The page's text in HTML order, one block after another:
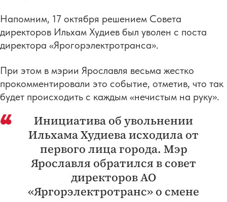
Напомним, 17 октября решением Совета
директоров Ильхам Худиев был уволен с поста
директора «Ярогорэлектротранса».
При этом в мэрии Ярославля весьма жестко
прокомментировали это событие, отметив, что так
будет происходить с каждым «нечистым на руку».
Инициатива об увольнении
Ильхама Худиева исходила от
первого лица города. Мэр
Ярославля обратился в совет
директоров АО
«Яргорэлектротранс» о смене